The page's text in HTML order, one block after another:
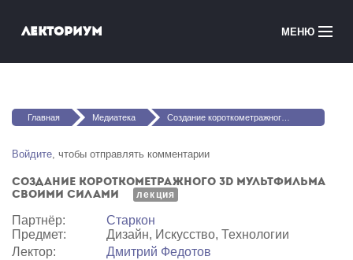
Лекториум МЕНЮ
Медиатека
Courses in English
Вы здесь
Главная Медиатека Создание короткометражного 3D мультфильма своими силами
Войдите, чтобы отправлять комментарии
Создание короткометражного 3D мультфильма
своими силами
лекция
Партнёр:
Старкон
Предмет:
Дизайн, Искусство, Технологии
Лектор:
Дмитрий Федотов